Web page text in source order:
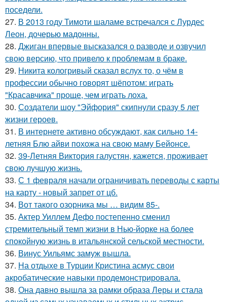
поседели.
27. В 2013 году Тимоти шаламе встречался с Лурдес
Леон, дочерью мадонны.
28. Джиган впервые высказался о разводе и озвучил
свою версию, что привело к проблемам в браке.
29. Никита кологривый сказал вслух то, о чём в
профессии обычно говорят шёпотом: играть
"Красавчика" проще, чем играть лоха.
30. Создатели шоу "Эйфория" скипнули сразу 5 лет
жизни героев.
31. В интернете активно обсуждают, как сильно 14-
летняя Блю айви похожа на свою маму Бейонсе.
32. 39-Летняя Виктория галустян, кажется, проживает
свою лучшую жизнь.
33. С 1 февраля начали ограничивать переводы с карты
на карту - новый запрет от цб.
34. Вот такого озорника мы … видим 85-.
35. Актер Уиллем Дефо постепенно сменил
стремительный темп жизни в Нью-йорке на более
спокойную жизнь в итальянской сельской местности.
36. Винус Уильямс замуж вышла.
37. На отдыхе в Турции Кристина асмус свои
акробатические навыки продемонстрировала.
38. Она давно вышла за рамки образа Леры и стала